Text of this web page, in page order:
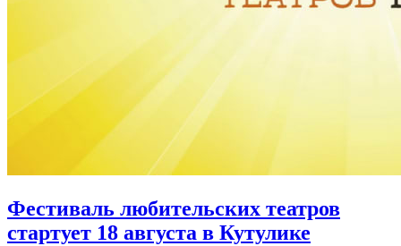
Фестиваль любительских театров
стартует 18 августа в Кутулике